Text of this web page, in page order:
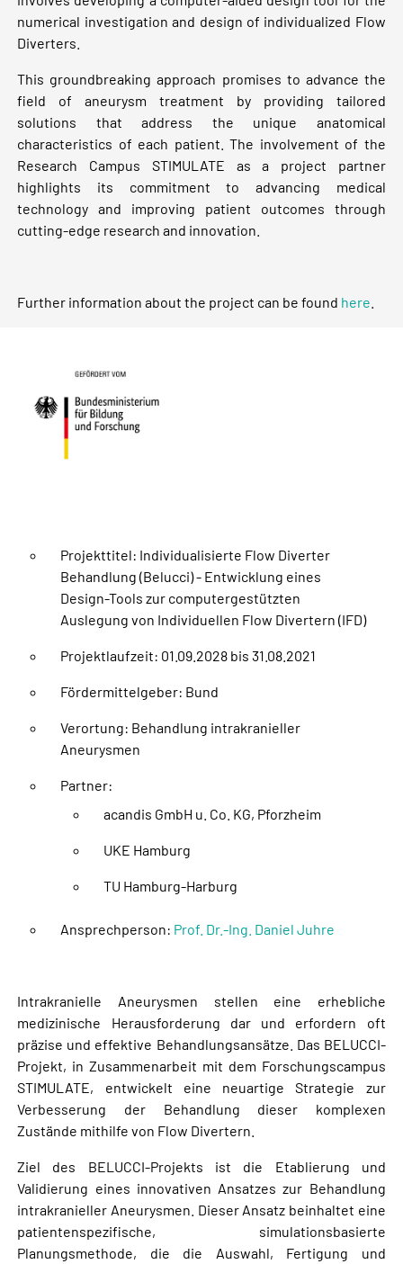
numerical investigation and design of individualized Flow
Diverters.
This groundbreaking approach promises to advance the
field of aneurysm treatment by providing tailored
solutions that address the unique anatomical
characteristics of each patient. The involvement of the
Research Campus STIMULATE as a project partner
highlights its commitment to advancing medical
technology and improving patient outcomes through
cutting-edge research and innovation.
Further information about the project can be found here
Projekttitel: Individualisierte Flow Diverter
Behandlung (Belucci) - Entwicklung eines
Design-Tools zur computergestützten
Auslegung von Individuellen Flow Divertern (IFD)
Projektlaufzeit: 01.09.2028 bis 31.08.2021
Fördermittelgeber: Bund
Verortung: Behandlung intrakranieller
Aneurysmen
Partner:
acandis GmbH u. Co. KG, Pforzheim
UKE Hamburg
TU Hamburg-Harburg
Ansprechperson: Prof. Dr.-Ing. Daniel Juhre
Intrakranielle Aneurysmen stellen eine erhebliche
medizinische Herausforderung dar und erfordern oft
präzise und effektive Behandlungsansätze. Das BELUCCI-
Projekt, in Zusammenarbeit mit dem Forschungscampus
STIMULATE, entwickelt eine neuartige Strategie zur
Verbesserung der Behandlung dieser komplexen
Zustände mithilfe von Flow Divertern.
Ziel des BELUCCI-Projekts ist die Etablierung und
Validierung eines innovativen Ansatzes zur Behandlung
intrakranieller Aneurysmen. Dieser Ansatz beinhaltet eine
patientenspezifische, simulationsbasierte
Planungsmethode, die die Auswahl, Fertigung und